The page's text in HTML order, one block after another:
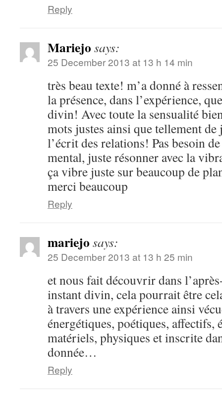
Reply
Mariejo says:
25 December 2013 at 13 h 14 min
très beau texte! m’a donné à
la présence, dans l’expérience,
divin! Avec toute la sensualité
mots justes ainsi que tellement de
l’écrit des relations! Pas besoin
mental, juste résonner avec la
ça vibre juste sur beaucoup de
merci beaucoup
Reply
mariejo says:
25 December 2013 at 13 h 25 min
et nous fait découvrir dans
instant divin, cela pourrait être
à travers une expérience ainsi
énergétiques, poétiques, affectifs,
matériels, physiques et inscrite
donnée…
Reply